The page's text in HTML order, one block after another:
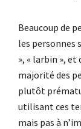
Beaucoup de
les personnes
», « larbin », et
majorité des
plutôt
utilisant ces
mais pas à